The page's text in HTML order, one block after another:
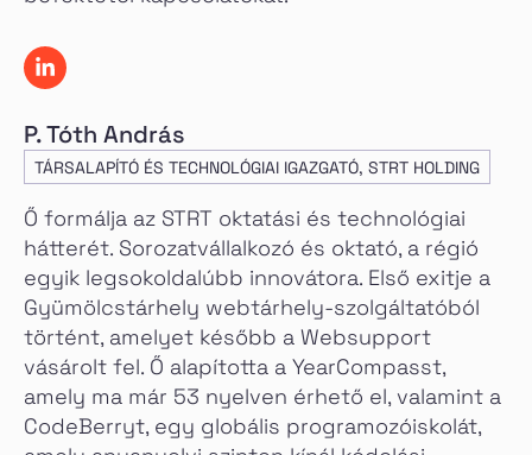
P. Tóth András
TÁRSALAPÍTÓ ÉS TECHNOLÓGIAI IGAZGATÓ, STRT HOLDING
Ő formálja az STRT oktatási és technológiai
hátterét. Sorozatvállalkozó és oktató, a régió
egyik legsokoldalúbb innovátora. Első exitje a
Gyümölcstárhely webtárhely-szolgáltatóból
történt, amelyet később a Websupport
vásárolt fel. Ő alapította a YearCompasst,
amely ma már 53 nyelven érhető el, valamint a
CodeBerryt, egy globális programozóiskolát,